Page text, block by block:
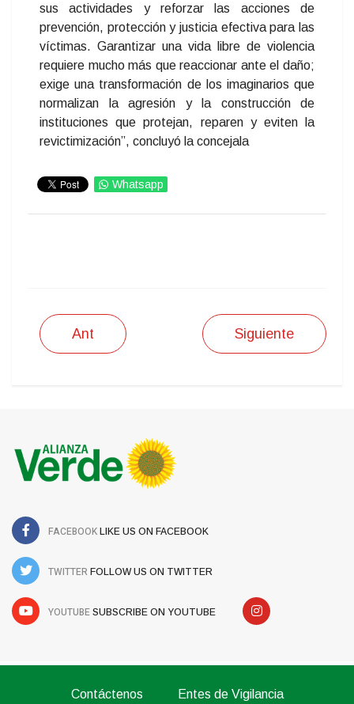
sus actividades y reforzar las acciones de
prevención, protección y justicia efectiva para las
víctimas. Garantizar una vida libre de violencia
requiere mucho más que reaccionar ante el daño;
exige una transformación de los imaginarios que
normalizan la agresión y la construcción de
instituciones que protejan, reparen y eviten la
revictimización”, concluyó la concejala
Whatsapp
Ant Siguiente
FACEBOOK LIKE US ON FACEBOOK
TWITTER FOLLOW US ON TWITTER
YOUTUBE SUBSCRIBE ON YOUTUBE
Contáctenos Entes de Vigilancia